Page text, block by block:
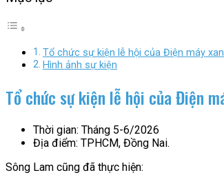
Tổ chức sự kiện lễ hội của Điện máy
Hình ảnh sự kiện
Tổ chức sự kiện lễ hội của Điện
Thời gian: Tháng 5-6/2026
Địa điểm: TPHCM, Đồng Nai.
Sông Lam cũng đã thực hiện: